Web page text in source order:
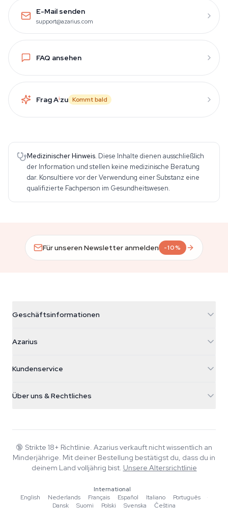
E-Mail senden
support@azarius.com
FAQ ansehen
Frag Aizu Kommt bald
Medizinischer Hinweis. Diese Inhalte dienen ausschließlich
der Information und stellen keine medizinische Beratung
dar. Konsultiere vor der Verwendung einer Substanz eine
qualifizierte Fachperson im Gesundheitswesen.
Für unseren Newsletter anmelden -10%
Geschäftsinformationen
Galvaniweg 11
Nederland
+31(0)204897914
Azarius
Smokeshop
Kundenservice
FAQ
Datenschutzrichtlinie
Über uns & Rechtliches
Wiki
Blog
Musik
Redaktionelle Standards
Tools & Rechner
🔞 Strikte 18+ Richtlinie. Azarius verkauft nicht wissentlich an
Minderjährige. Mit deiner Bestellung bestätigst du, dass du in
deinem Land volljährig bist. Unsere Altersrichtlinie
International
English
·Nederlands ·Français ·Español ·Italiano ·Português
·
Dansk
·Suomi ·Polski ·Svenska ·Čeština